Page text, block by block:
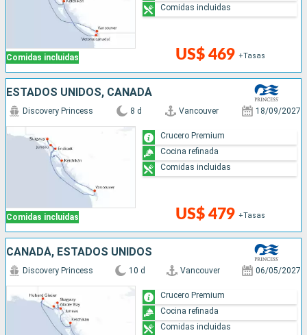
Comidas incluidas US$ 469 +Tasas
Comidas incluidas
ESTADOS UNIDOS, CANADÁ
Comidas incluidas
Discovery Princess 8 d Vancouver 18/09/2027
US$ 479 +Tasas
Crucero Premium
Cocina refinada
Comidas incluidas
CANADÁ, ESTADOS UNIDOS
Discovery Princess 10 d Vancouver 06/05/2027
Crucero Premium
Cocina refinada
Comidas incluidas